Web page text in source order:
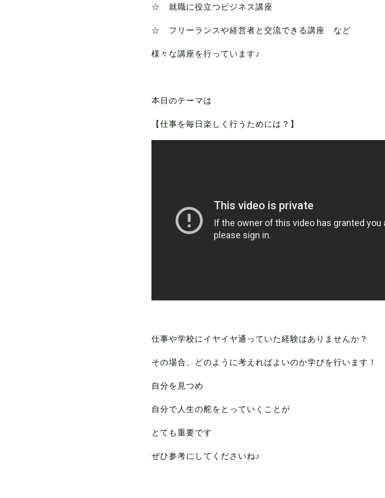
☆ 就職に役立つビジネス講座
☆ フリーランスや経営者と交流できる講座 など
様々な講座を行っています♪
本日のテーマは
【仕事を毎日楽しく行うためには？】
仕事や学校にイヤイヤ通っていた経験はありませんか？
その場合、どのように考えればよいのか学びを行います！
自分を見つめ
自分で人生の舵をとっていくことが
とても重要です
ぜひ参考にしてくださいね♪